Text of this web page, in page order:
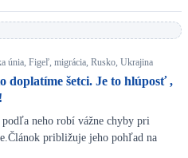
únia, Figeľ, migrácia, Rusko, Ukrajina
šetci. Je to hlúposť ,
neho robí vážne chyby pri
približuje jeho pohľad na